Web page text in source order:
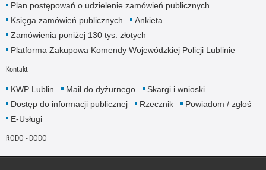
Plan postępowań o udzielenie zamówień publicznych
Księga zamówień publicznych
Ankieta
Zamówienia poniżej 130 tys. złotych
Platforma Zakupowa Komendy Wojewódzkiej Policji Lublinie
Kontakt
KWP Lublin Mail do dyżurnego
Skargi i wnioski
Dostęp do informacji publicznej
Rzecznik
Powiadom / zgłoś
E-Usługi
RODO - DODO